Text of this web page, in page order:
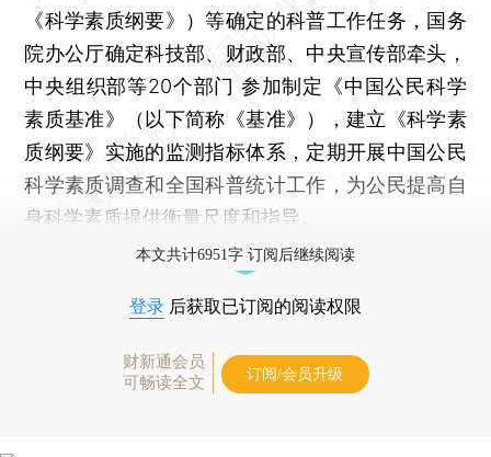
《科学素质纲要》）等确定的科普工作任务，国务
院办公厅确定科技部、财政部、中央宣传部牵头，
中央组织部等20个部门 参加制定《中国公民科学
素质基准》（以下简称《基准》），建立《科学素
质纲要》实施的监测指标体系，定期开展中国公民
科学素质调查和全国科普统计工作，为公民提高自
身科学素质提供衡量尺度和指导。
本文共计6951字 订阅后继续阅读
登录 后获取已订阅的阅读权限
财新通会员
可畅读全文
订阅/会员升级